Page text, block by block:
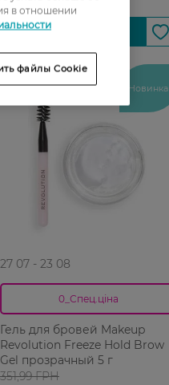
-20%
Новинка
27 07 - 23 08
0_Спец.ціна
Гель для бровей Makeup
Revolution Freeze Hold Brow
Gel прозрачный 5 г
351,99 ГРН
в отношении
файлы Cookie